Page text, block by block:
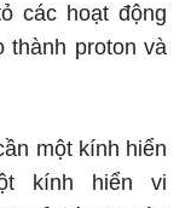
các hoạt động
thành proton và
một kính hiển
kính hiển vi